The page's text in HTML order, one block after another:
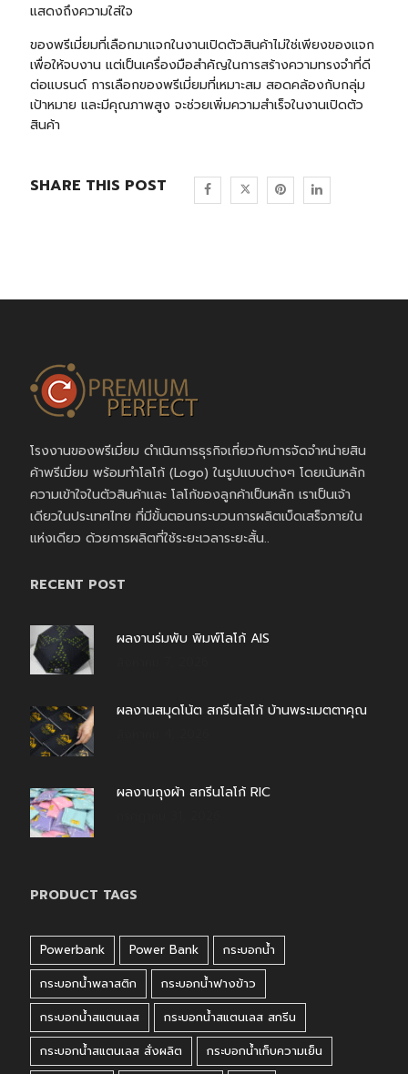
แสดงถึงความใส่ใจ
ของพรีเมี่ยมที่เลือกมาแจกในงานเปิดตัวสินค้าไม่ใช่เพียงของแจก
เพื่อให้จบงาน แต่เป็นเครื่องมือสำคัญในการสร้างความทรงจำที่ดี
ต่อแบรนด์ การเลือกของพรีเมี่ยมที่เหมาะสม สอดคล้องกับกลุ่ม
เป้าหมาย และมีคุณภาพสูง จะช่วยเพิ่มความสำเร็จในงานเปิดตัว
สินค้า
SHARE THIS POST
โรงงานของพรีเมี่ยม ดำเนินการธุรกิจเกี่ยวกับการจัดจำหน่ายสิน
ค้าพรีเมี่ยม พร้อมทำโลโก้ (Logo) ในรูปแบบต่างๆ โดยเน้นหลัก
ความเข้าใจในตัวสินค้าและ โลโก้ของลูกค้าเป็นหลัก เราเป็นเจ้า
เดียวในประเทศไทย ที่มีขั้นตอนกระบวนการผลิตเบ็ดเสร็จภายใน
แห่งเดียว ด้วยการผลิตที่ใช้ระยะเวลาระยะสั้น..
RECENT POST
ผลงานร่มพับ พิมพ์โลโก้ AIS
ผลงานสมุดโน้ต สกรีนโลโก้ บ้านพระเมตตาคุณ
ผลงานถุงผ้า สกรีนโลโก้ RIC
PRODUCT TAGS
Powerbank Power Bank
กระบอกน้ำ
กระบอกน้ำพลาสติก
กระบอกน้ำฟางข้าว
กระบอกน้ำสแตนเลส
กระบอกน้ำสแตนเลส สกรีน
กระบอกน้ำสแตนเลส สั่งผลิต
กระบอกน้ำเก็บความเย็น